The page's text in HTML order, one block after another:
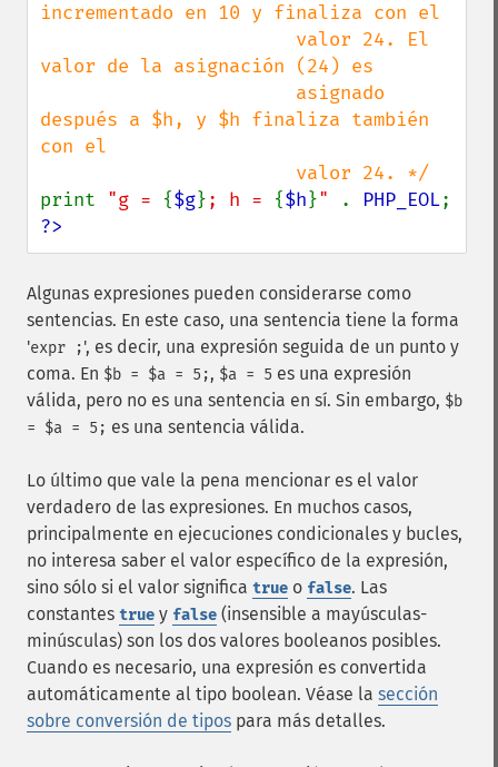
incrementado en 10 y finaliza con el
valor de la asignación (24) es
después a $h, y $h finaliza también
con el
print "g = {$g}; h = {$h}" . PHP_EOL
?>
Algunas expresiones pueden considerarse como
sentencias. En este caso, una sentencia tiene la forma
'expr ;', es decir, una expresión seguida de un punto y
coma. En $b = $a = 5;, $a = 5 es una expresión
válida, pero no es una sentencia en sí. Sin embargo, $b
= $a = 5; es una sentencia válida.
Lo último que vale la pena mencionar es el valor
verdadero de las expresiones. En muchos casos,
principalmente en ejecuciones condicionales y bucles,
no interesa saber el valor específico de la expresión,
sino sólo si el valor significa true o false. Las
constantes true y false (insensible a mayúsculas-
minúsculas) son los dos valores booleanos posibles.
Cuando es necesario, una expresión es convertida
automáticamente al tipo boolean. Véase la sección
sobre conversión de tipos para más detalles.